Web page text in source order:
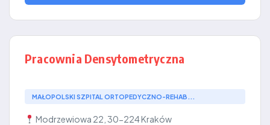
Pracownia Densytometryczna
MAŁOPOLSKI SZPITAL ORTOPEDYCZNO-REHAB...
Modrzewiowa 22, 30-224 Kraków